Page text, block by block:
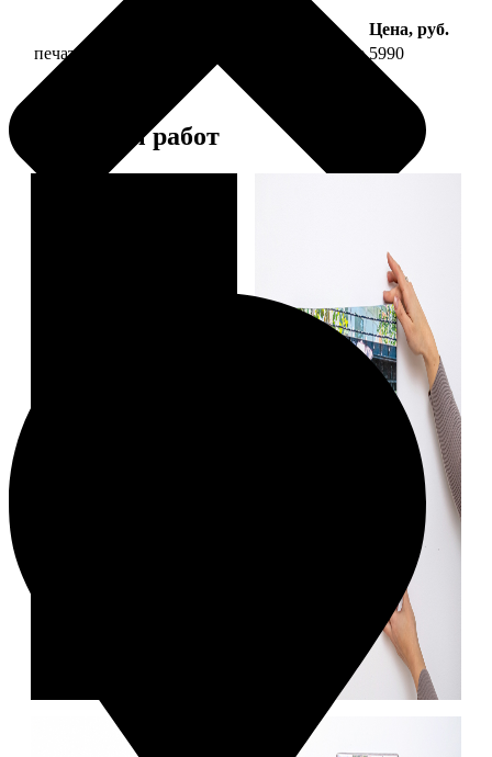
Цена, руб.
печать фото на холсте 50х70 на подрамнике 5990
Примеры работ